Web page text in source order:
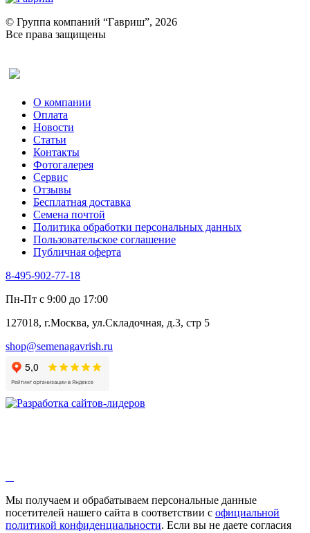
Ревень
Рукола
Рута
Тмин
Трава для чая
Туласи
Укроп
Фенхель пряный
Хризантема овощная
Цикорий пряный
Цикорий салатный (Витлуф)
Черемша
Шпинат
Щавель
Эндивий
Эстрагон
Алтей
Бессмертник
Валериана
Валерианелла
Гибискус лекарственный
Девясил
Душица
Змееголовник
Мыльнянка
Мята
Овсяный корень
© Группа компаний “Гавриш”, 2026
Все права защищены
О компании
Оплата
Новости
Статьи
Контакты
Фотогалерея​
Сервис
Отзывы
Бесплатная доставка
Семена почтой
Политика обработки персональных данных
Пользовательское соглашение
Публичная оферта
8-495-902-77-18
Пн-Пт с 9:00 до 17:00
127018, г.Москва, ул.Складочная, д.3, стр 5
shop@semenagavrish.ru
Мы получаем и обрабатываем персональные данные
посетителей нашего сайта в соответствии с официальной
политикой конфиденциальности. Если вы не даете согласия